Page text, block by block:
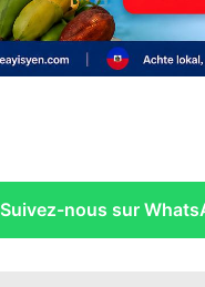
Suivez-nous sur